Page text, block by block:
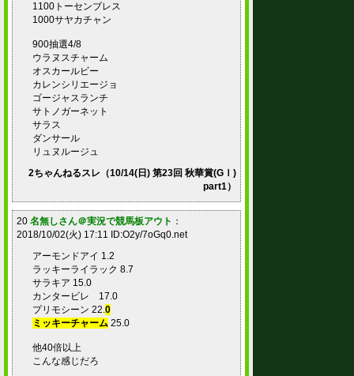
1100トーセンブレス
1000サヤカチャン
900抽選4/8
ウラヌスチャーム
オスカールビー
カレンシリエージョ
ゴージャスランチ
サトノガーネット
サラス
ダンサール
リュヌルージュ
2ちゃんねるスレ（10/14(日) 第23回 秋華賞(GⅠ)
part1）
20 名無しさん＠実況で競馬板アウト ：
2018/10/02(火) 17:11 ID:O2y/7oGq0.net
アーモンドアイ 1.2
ラッキーライラック 8.7
サラキア 15.0
カンタービレ 17.0
プリモシーン 22.0
ミッキーチャーム 25.0
他40倍以上
こんな感じだろ